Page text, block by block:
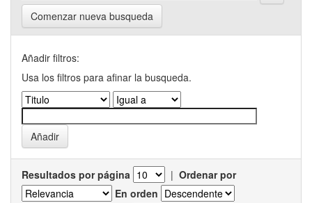
Comenzar nueva busqueda
Añadir filtros:
Usa los filtros para afinar la busqueda.
Resultados por página | Ordenar por
En orden